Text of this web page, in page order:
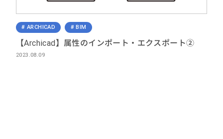
ARCHICAD BIM
【Archicad】属性のインポート・エクスポート②
2023.08.09